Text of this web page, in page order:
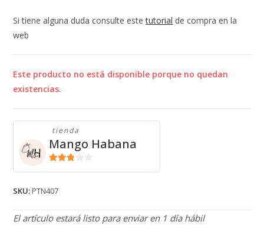
Si tiene alguna duda consulte estetutorial de compra en la
web
Este producto no está disponible porque no quedan
existencias.
tienda
Mango Habana
SKU:PTN407
El artículo estará listo para enviar en 1 día hábil